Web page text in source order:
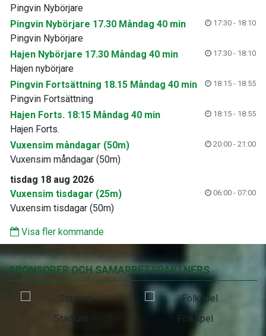
Pingvin Nybörjare
Pingvin Nybörjare 17.30 Måndag 40 min
17:30 - 18:10
Pingvin Nybörjare
Hajen Nybörjare 17.30 Måndag 40 min
17:30 - 18:10
Hajen nybörjare
Pingvin Fortsättning 18.15 Måndag 40 min
18:15 - 18:55
Pingvin Fortsättning
Hajen Forts. 18:15 Måndag 40 min
18:15 - 18:55
Hajen Forts.
Vuxensim måndagar (50m)
20:00 - 21:00
Vuxensim måndagar (50m)
tisdag 18 aug 2026
Vuxensim tisdagar (25m)
06:00 - 07:00
Vuxensim tisdagar (50m)
Visa fler kommande
SPONSORER OCH SAMARBETSPARTNERS
Stadium Folkspel